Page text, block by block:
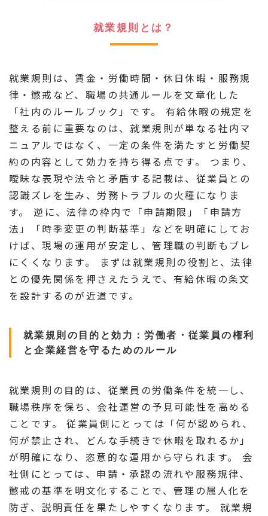
就業規則とは？
就業規則は、賃金・労働時間・休日休暇・服務規
律・懲戒など、職場の共通ルールを文章化した
「社内のルールブック」です。 有給休暇の規定を
整える前に重要なのは、就業規則が単なる社内マ
ニュアルではなく、一定の条件を満たすと労働契
約の内容として効力を持ち得る点です。 つまり、
曖昧な表現や法令と矛盾する記載は、従業員との
認識ズレを生み、労務トラブルの火種になりま
す。 逆に、法律の枠内で「申請期限」「申請方
法」「時季変更の判断基準」などを明確にしてお
けば、現場の運用が安定し、管理職の判断もブレ
にくくなります。 まずは就業規則の役割と、法律
との優先関係を押さえたうえで、有給休暇の条文
を設計するのが近道です。
就業規則の目的と効力：労働者・従業員の権利
と企業経営を守るためのルール
就業規則の目的は、従業員の労働条件を統一し、
職場秩序を保ち、会社運営の予見可能性を高める
ことです。 従業員側にとっては「何が認められ、
何が禁止され、どんな手続きで休暇を取れるか」
が明確になり、恣意的な運用から守られます。 会
社側にとっては、申請・承認の流れや服務規律、
懲戒の基準を明文化することで、管理の属人化を
防ぎ、説明責任を果たしやすくなります。 就業規